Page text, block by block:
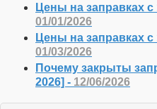
Цены на заправках с
01/01/2026
Цены на заправках с
01/03/2026
Почему закрыты
2026] - 12/06/2026